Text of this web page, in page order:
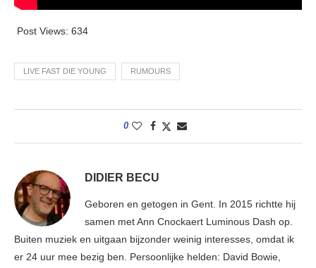
Post Views: 634
LIVE FAST DIE YOUNG RUMOURS
0
DIDIER BECU
Geboren en getogen in Gent. In 2015 richtte hij
samen met Ann Cnockaert Luminous Dash op.
Buiten muziek en uitgaan bijzonder weinig interesses, omdat ik
er 24 uur mee bezig ben. Persoonlijke helden: David Bowie,